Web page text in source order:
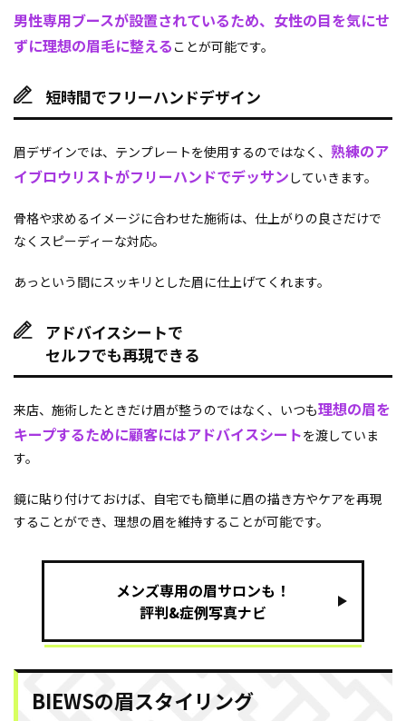
男性専用ブースが設置されているため、女性の目を気にせ
ずに理想の眉毛に整える ことが可能です。
短時間でフリーハンドデザイン
眉デザインでは、テンプレートを使用するのではなく、 熟練のア
イブロウリストがフリーハンドでデッサン していきます。
骨格や求めるイメージに合わせた施術は、仕上がりの良さだけで
なくスピーディーな対応。
あっという間にスッキリとした眉に仕上げてくれます。
アドバイスシートで
セルフでも再現できる
来店、施術したときだけ眉が整うのではなく、いつも理想の眉を
キープするために顧客にはアドバイスシートを渡していま
す。
鏡に貼り付けておけば、自宅でも簡単に眉の描き方やケアを再現
することができ、理想の眉を維持することが可能です。
メンズ専用の眉サロンも！
評判&症例写真ナビ
BIEWSの眉スタイリング